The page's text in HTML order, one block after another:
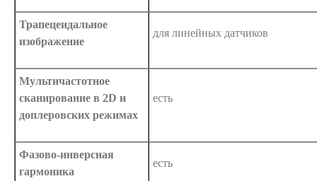
Трапецеидальное
изображение
для линейных датчиков
Мультичастотное
сканирование в 2D и
доплеровских режимах
есть
Фазово-инверсная
гармоника
есть